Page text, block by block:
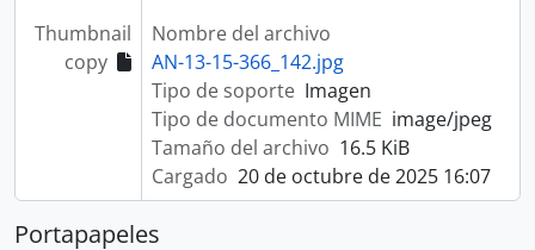
Thumbnail
copy
Nombre del archivo
AN-13-15-366_142.jpg
Tipo de soporte Imagen
Tipo de documento MIME image/jpeg
Tamaño del archivo 16.5 KiB
Cargado 20 de octubre de 2025 16:07
Portapapeles